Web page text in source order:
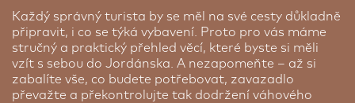
Každý správný turista by se měl na své cesty důkladně
připravit, i co se týká vybavení. Proto pro vás máme
stručný a praktický přehled věcí, které byste si měli
vzít s sebou do Jordánska. A nezapomeňte – až si
zabalíte vše, co budete potřebovat, zavazadlo
převažte a překontrolujte tak dodržení váhového